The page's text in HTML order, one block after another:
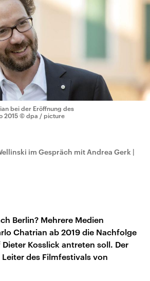
bei der Eröffnung des
2015 © dpa / picture
im Gespräch mit Andrea Gerk |
Berlin? Mehrere Medien
Chatrian ab 2019 die Nachfolge
Kosslick antreten soll. Der
des Filmfestivals von